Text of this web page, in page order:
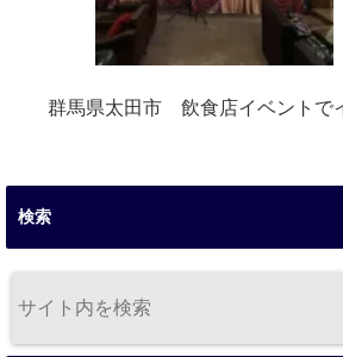
群馬県太田市 飲食店イベントで
検索